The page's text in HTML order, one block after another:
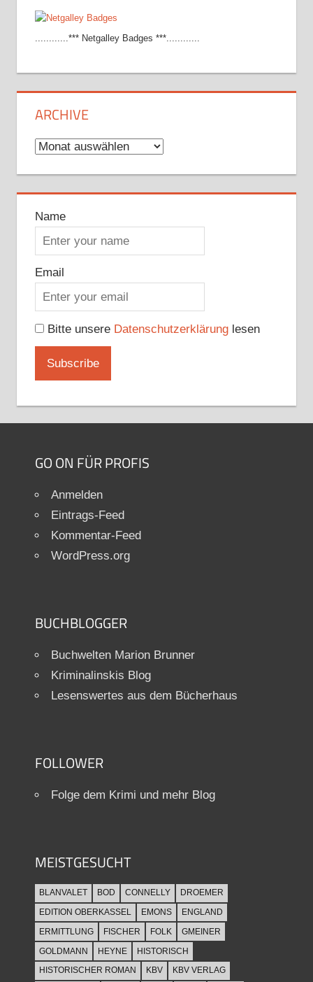
............*** Netgalley Badges ***............
ARCHIVE
Archive
Name
Email
Bitte unsere Datenschutzerklärunglesen
GO ON FÜR PROFIS
Anmelden
Eintrags-Feed
Kommentar-Feed
WordPress.org
BUCHBLOGGER
Buchwelten Marion Brunner
Kriminalinskis Blog
Lesenswertes aus dem Bücherhaus
FOLLOWER
Folge dem Krimi und mehr Blog
MEISTGESUCHT
BLANVALET BOD CONNELLY
DROEMER
EDITION OBERKASSEL
EMONS
ENGLAND
ERMITTLUNG
FISCHER FOLK
GMEINER
GOLDMANN
HEYNE
HISTORISCH
HISTORISCHER ROMAN
KBV KBV VERLAG